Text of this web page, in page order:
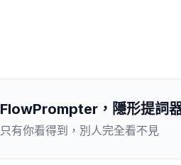
FlowPrompter，隱形提詞
只有你看得到，別人完全看不見